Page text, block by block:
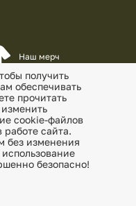
Наш мерч
и сувениры
, 2026
получить
обеспечивать
прочитать
cookie-файлов
сайта.
без изменения
безопасно!